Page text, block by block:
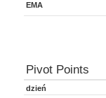
EMA
Pivot Points
dzień